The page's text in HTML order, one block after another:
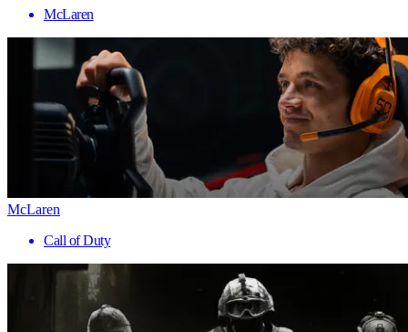
McLaren
McLaren
Call of Duty